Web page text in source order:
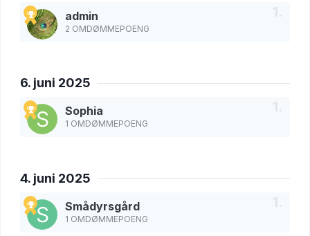
admin
2 OMDØMMEPOENG
6. juni 2025
Sophia
1 OMDØMMEPOENG
4. juni 2025
Smådyrsgård
1 OMDØMMEPOENG